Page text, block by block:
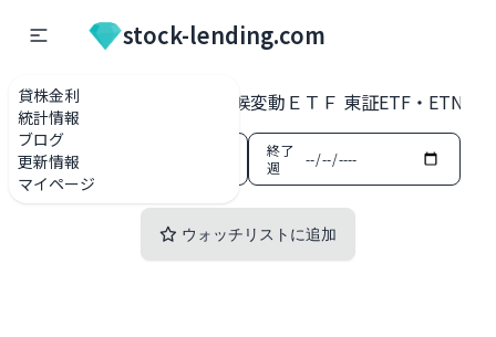
貸株金利
統計情報
ブログ
更新情報
マイページ
stock-lending.com
貸株金利一覧 294A 気候変動ＥＴＦ 東証ETF・ETN
開始
週
終了
週
ウォッチリストに追加